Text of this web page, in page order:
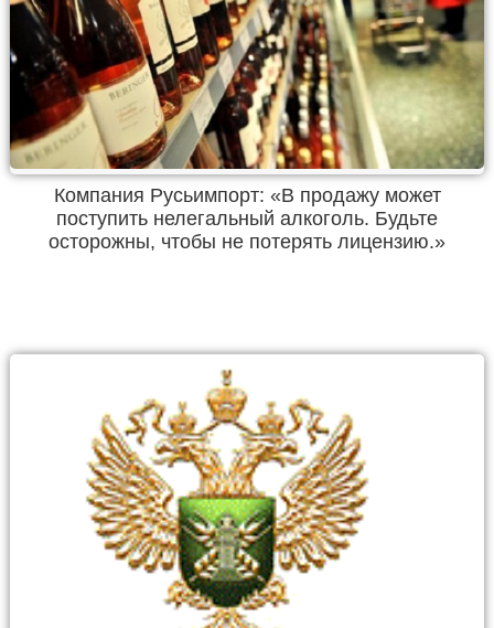
Компания Русьимпорт: «В продажу может
поступить нелегальный алкоголь. Будьте
осторожны, чтобы не потерять лицензию.»